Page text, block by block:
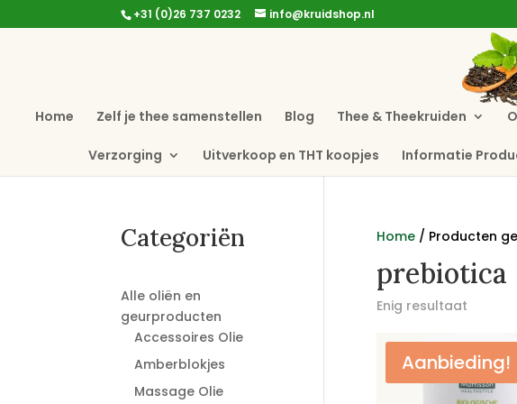
+31 (0)26 737 0232 info@kruidshop.nl
Home Zelf je thee samenstellen Blog Thee & Theekruiden
Verzorging Uitverkoop en THT koopjes Informatie
Home/ Producten
prebiotica
Enig resultaat
Aanbieding!
Categoriën
Alle oliën en
geurproducten
Accessoires Olie
Amberblokjes
Massage Olie